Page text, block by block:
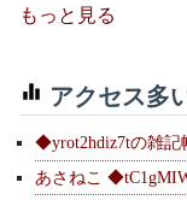
もっと見る
アクセス多
◆yrot2hdiz7tの雑記
あさねこ